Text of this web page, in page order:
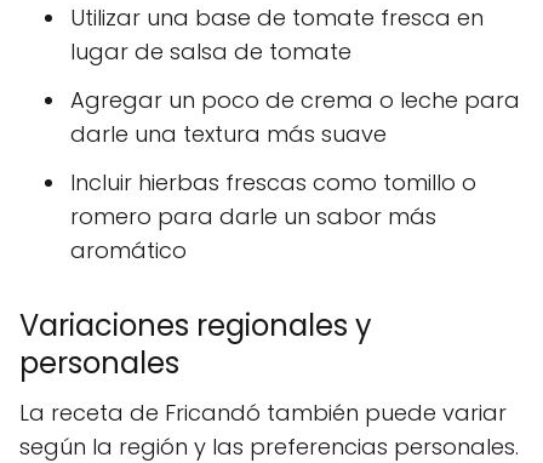
Utilizar una base de tomate fresca en
lugar de salsa de tomate
Agregar un poco de crema o leche para
darle una textura más suave
Incluir hierbas frescas como tomillo o
romero para darle un sabor más
aromático
Variaciones regionales y
personales
La receta de Fricandó también puede variar
según la región y las preferencias personales.